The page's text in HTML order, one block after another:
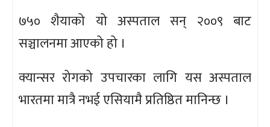
७५० शैयाको यो अस्पताल सन् २००९ बाट
सञ्चालनमा आएको हो ।
क्यान्सर रोगको उपचारका लागि यस अस्पताल
भारतमा मात्रै नभई एसियामै प्रतिष्ठित मानिन्छ ।